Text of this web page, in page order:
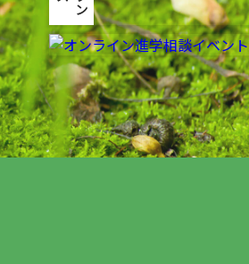
・大学連携
鳥取環境大学の地域連携の取
みをご案内、ご紹介します。